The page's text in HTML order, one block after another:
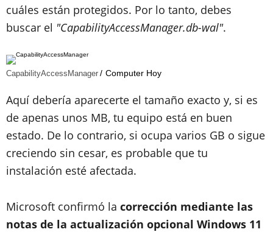
cuáles están protegidos. Por lo tanto, debes
buscar el "CapabilityAccessManager.db-wal".
CapabilityAccessManager Computer Hoy
Aquí debería aparecerte el tamaño exacto y, si es
de apenas unos MB, tu equipo está en buen
estado. De lo contrario, si ocupa varios GB o sigue
creciendo sin cesar, es probable que tu
instalación esté afectada.
Microsoft confirmó la corrección mediante las
notas de la actualización opcional Windows 11